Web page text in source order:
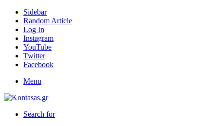
Sidebar
Random Article
Log In
Instagram
YouTube
Twitter
Facebook
Menu
Search for